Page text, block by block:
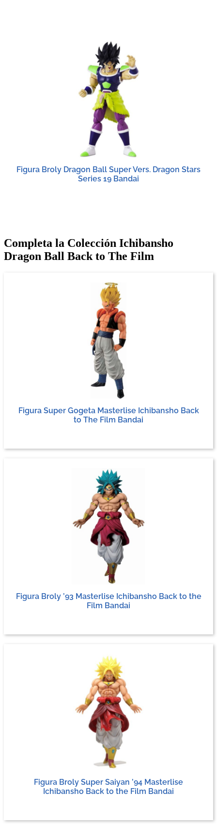
Figura Broly Dragon Ball Super Vers. Dragon Stars
Series 19 Bandai
Completa la Colección Ichibansho
Dragon Ball Back to The Film
Figura Super Gogeta Masterlise Ichibansho Back
to The Film Bandai
Figura Broly ’93 Masterlise Ichibansho Back to the
Film Bandai
Figura Broly Super Saiyan ’94 Masterlise
Ichibansho Back to the Film Bandai